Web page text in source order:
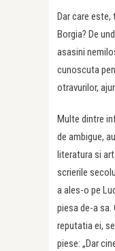
Dar care
Borgia? De
asasini
cunoscuta
otravurilor,
Multe dintre
de ambigue,
literatura si
scrierile
a ales-o pe
piesa de-a
reputatia ei,
piese: „Dar